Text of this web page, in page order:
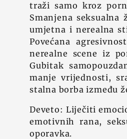
traži samo kroz
Smanjena
umjetna i nerealna
Povećana
nerealne scene iz
Gubitak
manje vrijednosti,
stalna borba između
Deveto: Liječiti
emotivnih rana,
oporavka.